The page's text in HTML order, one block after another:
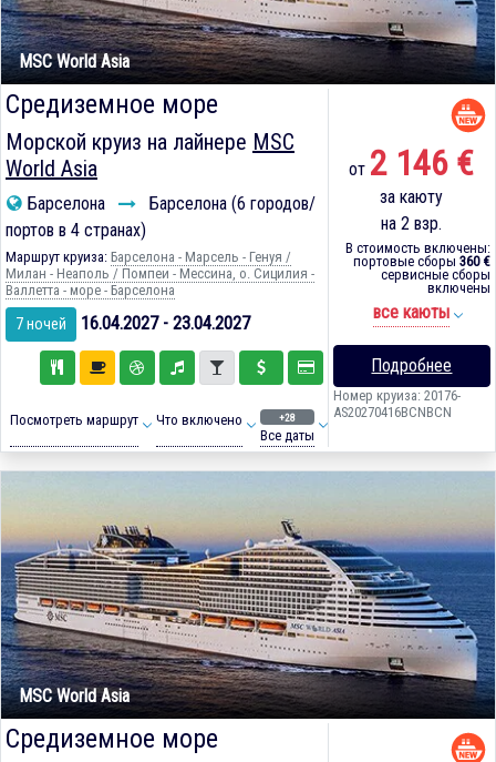
MSC World Asia
Средиземное море
Морской круиз на лайнере MSC
World Asia
Барселона
Барселона (6 городов/
портов в 4 странах)
Маршрут круиза: Барселона - Марсель - Генуя /
Милан - Неаполь / Помпеи - Мессина, о. Сицилия -
Валлетта - море - Барселона
7 ночей 16.04.2027 - 23.04.2027
Посмотреть маршрут Что включено +28
Все даты
от 2 146 €
за каюту
на 2 взр.
В стоимость включены:
портовые сборы 360 €
сервисные сборы
включены
все каюты
Подробнее
Номер круиза: 20176-
AS20270416BCNBCN
MSC World Asia
Средиземное море